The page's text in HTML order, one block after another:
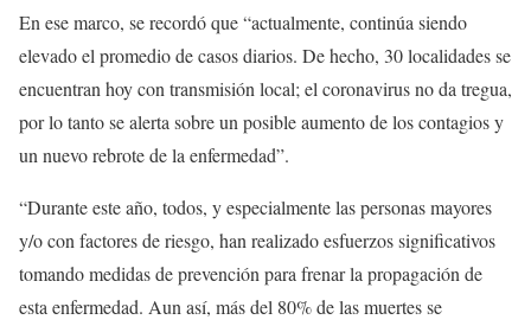
En ese marco, se recordó que “actualmente, continúa siendo
elevado el promedio de casos diarios. De hecho, 30 localidades se
encuentran hoy con transmisión local; el coronavirus no da tregua,
por lo tanto se alerta sobre un posible aumento de los contagios y
un nuevo rebrote de la enfermedad”.
“Durante este año, todos, y especialmente las personas mayores
y/o con factores de riesgo, han realizado esfuerzos significativos
tomando medidas de prevención para frenar la propagación de
esta enfermedad. Aun así, más del 80% de las muertes se